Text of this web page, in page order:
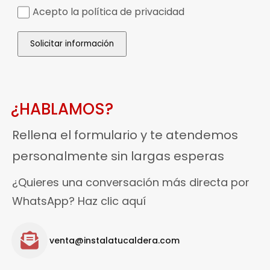
Acepto la política de privacidad
Solicitar información
¿HABLAMOS?
Rellena el formulario y te atendemos
personalmente sin largas esperas
¿Quieres una conversación más directa por
WhatsApp? Haz clic aquí
venta@instalatucaldera.com